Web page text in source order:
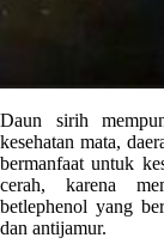
Daun sirih
kesehatan mata,
bermanfaat untuk
cerah, karena
betlephenol yang
dan antijamur.